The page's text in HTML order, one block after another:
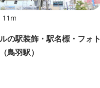
11m
の駅装飾・駅名標・フォト
鳥羽駅）